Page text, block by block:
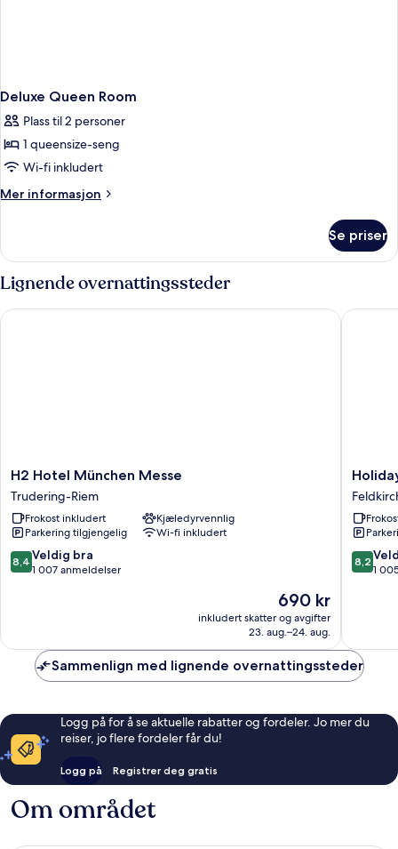
Deluxe Queen Room
Plass til 2 personer
1 queensize-seng
Wi-fi inkludert
Mer informasjon
Mer
Queen
Room
Se priser
Lignende overnattingssteder
H2
Hotel
München
Messe
Trudering-
Riem
H2 Hotel München Messe
Trudering-Riem
Frokost inkludert
Kjæledyrvennlig
Parkering tilgjengelig
Wi-fi inkludert
8.4
av
anmeldelser
8,4 Veldig bra
1 007 anmeldelser
Prisen
690 kr
690 kr
inkludert skatter og avgifter
23. aug.–24. aug.
H2 Hotel München Messe
Holiday
Inn
Express
Messe
by
IHG
8.2
av
8,2
1
Holiday
Sammenlign med lignende overnattingssteder
Logg på for å se aktuelle rabatter og fordeler. Jo mer du
reiser, jo flere fordeler får du!
Logg på Registrer deg gratis
Om området